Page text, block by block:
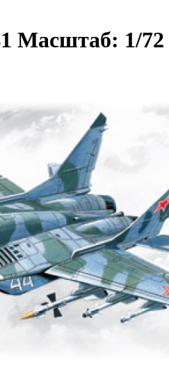
Масштаб: 1/72